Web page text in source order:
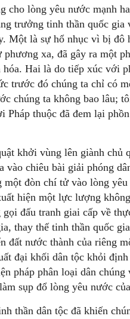
cho lòng yêu nước mạnh
trưởng tinh thần quốc
Một là sự hổ nhục vì bị đô
xa, đã gây ra một
Hai là do tiếp xúc với
trước đó chúng ta chỉ có
chúng ta không bao lâu;
Pháp thuộc đã đem lại
khởi vùng lên giành chủ
chiêu bài giải phóng
một đòn chí tử vào lòng
hiện một lực lượng
đấu tranh giai cấp về
thay thế tinh thần quốc
đất nước thành của riêng
đại khối dân tộc khỏi
pháp phân loại dân
sụp đổ lòng yêu nước
thần dân tộc đã khiến